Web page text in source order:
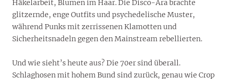
Häkelarbeit, Blumen im Haar. Die Disco-Ära brachte
glitzernde, enge Outfits und psychedelische Muster,
während Punks mit zerrissenen Klamotten und
Sicherheitsnadeln gegen den Mainstream rebellierten.
Und wie sieht’s heute aus? Die 70er sind überall.
Schlaghosen mit hohem Bund sind zurück, genau wie Crop